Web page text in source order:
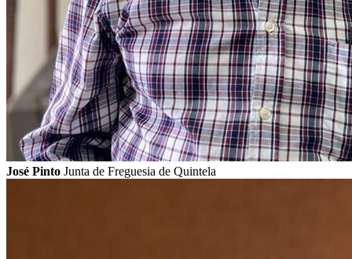
José Pinto Junta de Freguesia de Quintela